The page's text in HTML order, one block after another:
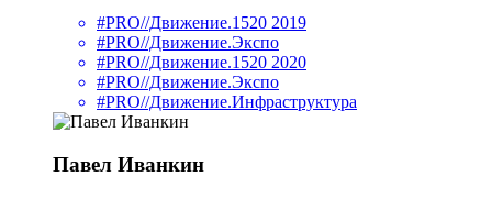
#PRO//Движение.1520 2019
#PRO//Движение.Экспо
#PRO//Движение.1520 2020
#PRO//Движение.Экспо
#PRO//Движение.Инфраструктура
Павел Иванкин